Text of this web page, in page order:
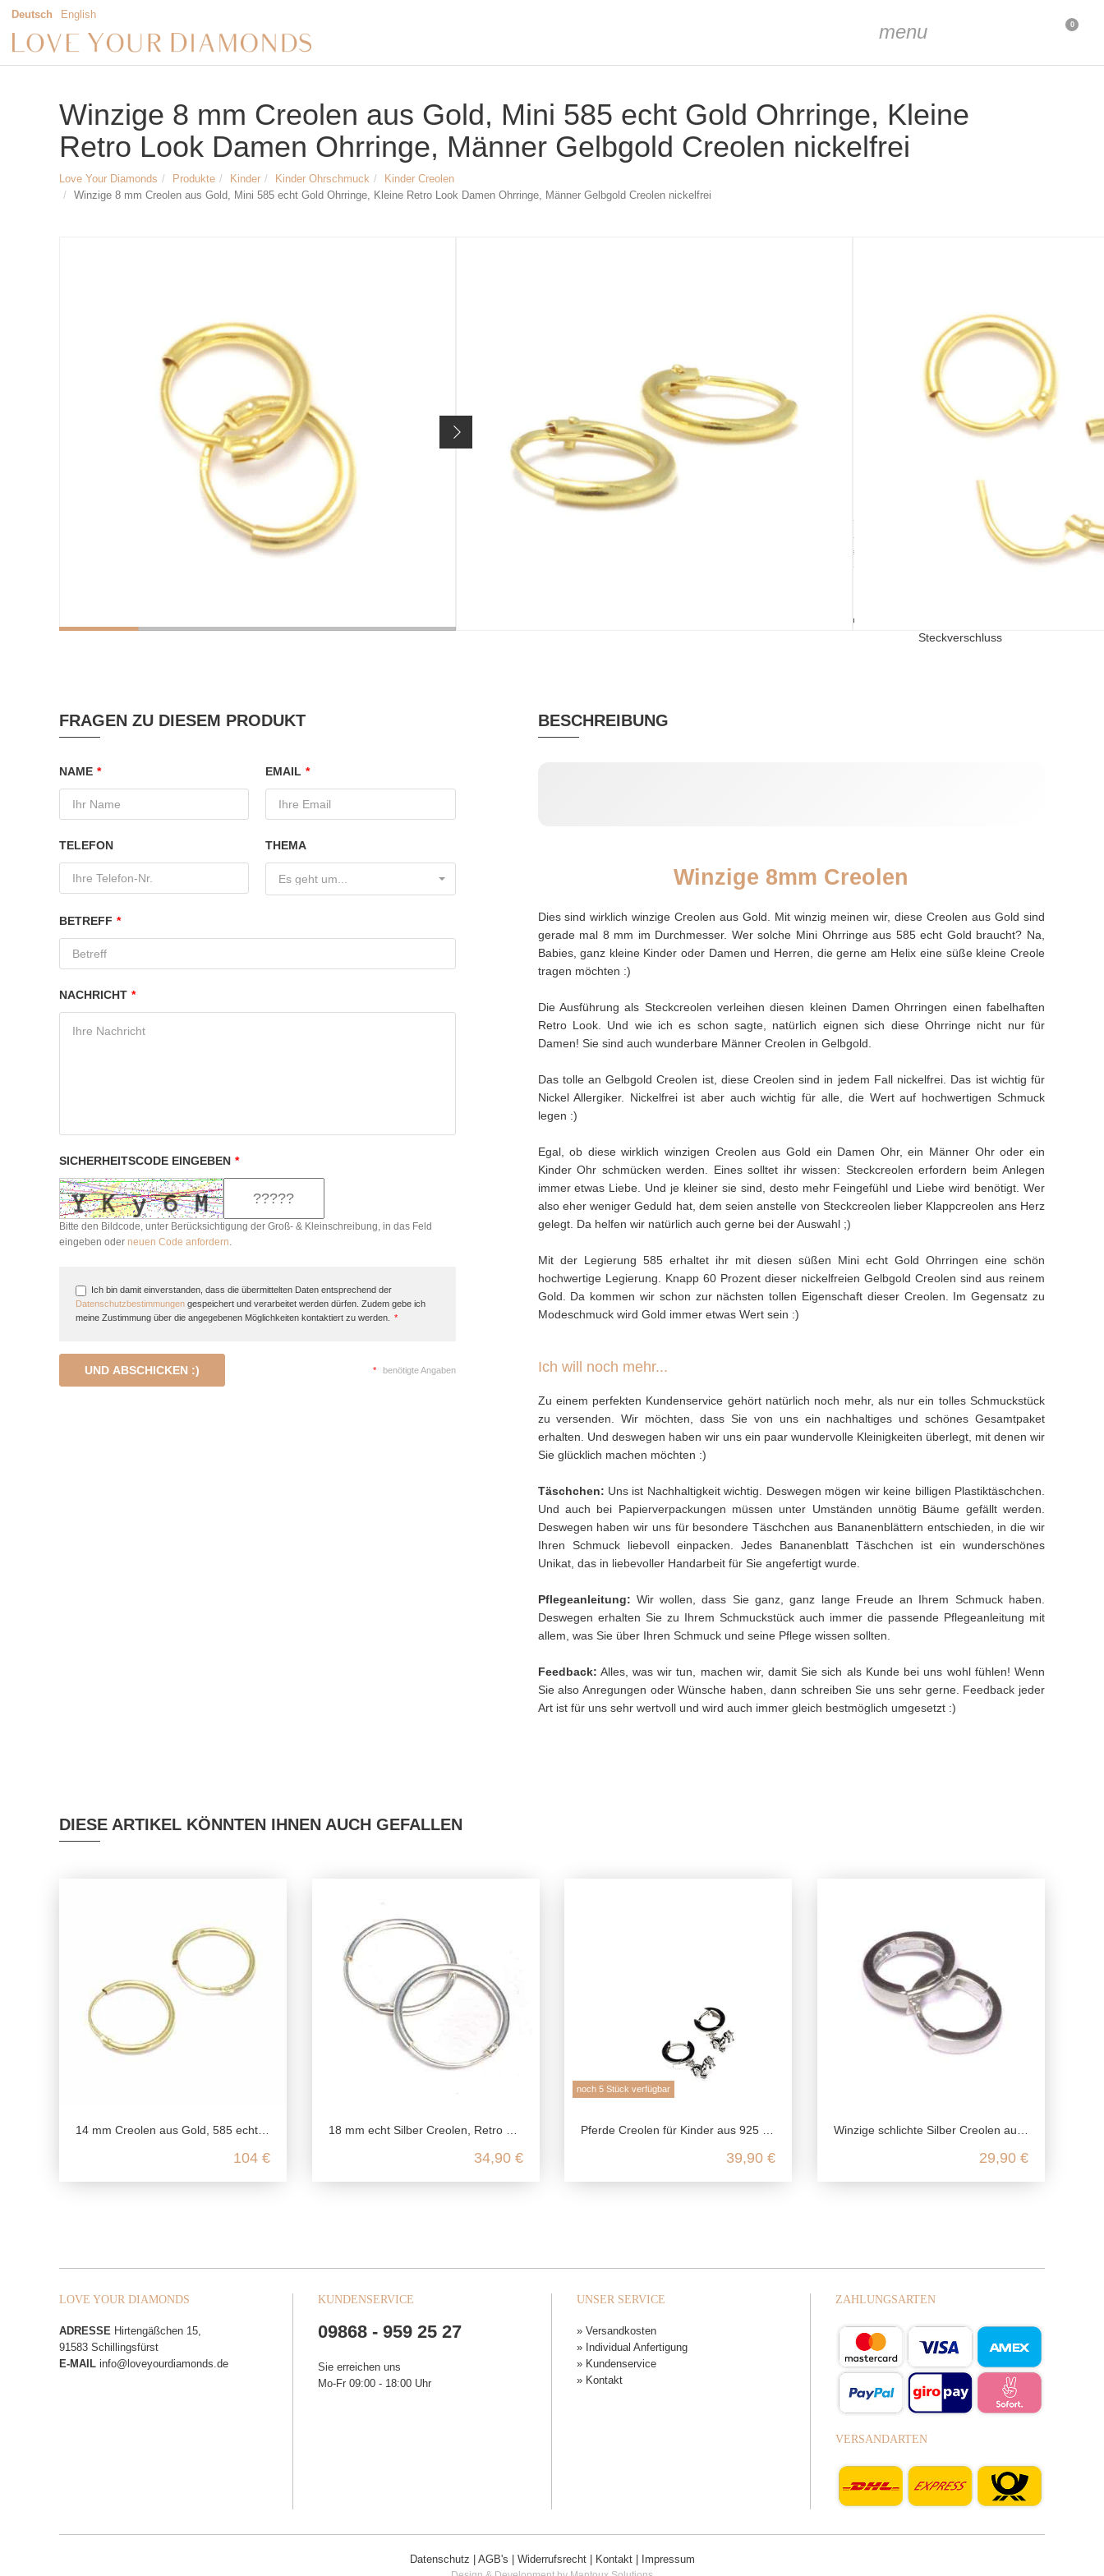
Deutsch English
menu 0
Winzige 8 mm Creolen aus Gold, Mini 585 echt Gold Ohrringe, Kleine
Retro Look Damen Ohrringe, Männer Gelbgold Creolen nickelfrei
Love Your Diamonds Produkte Kinder Kinder Ohrschmuck
Kinder Creolen
Winzige 8 mm Creolen aus Gold, Mini 585 echt Gold Ohrringe, Kleine Retro Look Damen Ohrringe, Männer Gelbgold Creolen nickelfrei
59,90 €
Preis inkl. 19% MwSt. zzgl. Versandkosten
IN DEN WARENKORB
ausverkauft
GRÖSSE / VARIANTE:
585/- Gelbgold (leicht Rosé)
ausverkauft
Silberputztuch
Steckverschluss
FRAGEN ZU DIESEM PRODUKT
NAME * EMAIL *
TELEFON THEMA
Es geht um...
BETREFF *
NACHRICHT *
SICHERHEITSCODE EINGEBEN *
Bitte den Bildcode, unter Berücksichtigung der Groß- & Kleinschreibung, in das Feld
eingeben oder neuen Code anfordern.
Ich bin damit einverstanden, dass die übermittelten Daten entsprechend der
Datenschutzbestimmungen gespeichert und verarbeitet werden dürfen. Zudem gebe ich
meine Zustimmung über die angegebenen Möglichkeiten kontaktiert zu werden.
*
UND ABSCHICKEN :) * benötigte Angaben
BESCHREIBUNG
Winzige 8mm Creolen
Dies sind wirklich winzige Creolen aus Gold. Mit winzig meinen wir, diese Creolen aus Gold sind
gerade mal 8 mm im Durchmesser. Wer solche Mini Ohrringe aus 585 echt Gold braucht? Na,
Babies, ganz kleine Kinder oder Damen und Herren, die gerne am Helix eine süße kleine Creole
tragen möchten :)
Die Ausführung als Steckcreolen verleihen diesen kleinen Damen Ohrringen einen fabelhaften
Retro Look. Und wie ich es schon sagte, natürlich eignen sich diese Ohrringe nicht nur für
Damen! Sie sind auch wunderbare Männer Creolen in Gelbgold.
Das tolle an Gelbgold Creolen ist, diese Creolen sind in jedem Fall nickelfrei. Das ist wichtig für
Nickel Allergiker. Nickelfrei ist aber auch wichtig für alle, die Wert auf hochwertigen Schmuck
legen :)
Egal, ob diese wirklich winzigen Creolen aus Gold ein Damen Ohr, ein Männer Ohr oder ein
Kinder Ohr schmücken werden. Eines solltet ihr wissen: Steckcreolen erfordern beim Anlegen
immer etwas Liebe. Und je kleiner sie sind, desto mehr Feingefühl und Liebe wird benötigt. Wer
also eher weniger Geduld hat, dem seien anstelle von Steckcreolen lieber Klappcreolen ans Herz
gelegt. Da helfen wir natürlich auch gerne bei der Auswahl ;)
Mit der Legierung 585 erhaltet ihr mit diesen süßen Mini echt Gold Ohrringen eine schön
hochwertige Legierung. Knapp 60 Prozent dieser nickelfreien Gelbgold Creolen sind aus reinem
Gold. Da kommen wir schon zur nächsten tollen Eigenschaft dieser Creolen. Im Gegensatz zu
Modeschmuck wird Gold immer etwas Wert sein :)
Ich will noch mehr...
Zu einem perfekten Kundenservice gehört natürlich noch mehr, als nur ein tolles Schmuckstück
zu versenden. Wir möchten, dass Sie von uns ein nachhaltiges und schönes Gesamtpaket
erhalten. Und deswegen haben wir uns ein paar wundervolle Kleinigkeiten überlegt, mit denen wir
Sie glücklich machen möchten :)
Täschchen: Uns ist Nachhaltigkeit wichtig. Deswegen mögen wir keine billigen Plastiktäschchen.
Und auch bei Papierverpackungen müssen unter Umständen unnötig Bäume gefällt werden.
Deswegen haben wir uns für besondere Täschchen aus Bananenblättern entschieden, in die wir
Ihren Schmuck liebevoll einpacken. Jedes Bananenblatt Täschchen ist ein wunderschönes
Unikat, das in liebevoller Handarbeit für Sie angefertigt wurde.
Pflegeanleitung: Wir wollen, dass Sie ganz, ganz lange Freude an Ihrem Schmuck haben.
Deswegen erhalten Sie zu Ihrem Schmuckstück auch immer die passende Pflegeanleitung mit
allem, was Sie über Ihren Schmuck und seine Pflege wissen sollten.
Feedback: Alles, was wir tun, machen wir, damit Sie sich als Kunde bei uns wohl fühlen! Wenn
Sie also Anregungen oder Wünsche haben, dann schreiben Sie uns sehr gerne. Feedback jeder
Art ist für uns sehr wertvoll und wird auch immer gleich bestmöglich umgesetzt :)
DIESE ARTIKEL KÖNNTEN IHNEN AUCH GEFALLEN
14 mm Creolen aus Gold, 585 echt Gold Ohrringe, Kleine Retro Look Damen Ohrringe, Männer Gelbgold Creolen nickelfrei, unisex
104 €
18 mm echt Silber Creolen, Retro 925 Silber Ohrringe, dünne Herren Creolen, Silber Ohrringe nickelfrei, kleine unisex Creolen
34,90 €
noch 5 Stück verfügbar
Pferde Creolen für Kinder aus 925 Sterling Silber
39,90 €
Winzige schlichte Silber Creolen aus 925 Sterling Silber
29,90 €
LOVE YOUR DIAMONDS
ADRESSE Hirtengäßchen 15,
91583 Schillingsfürst
E-MAIL info@loveyourdiamonds.de
KUNDENSERVICE
09868 - 959 25 27
Sie erreichen uns
Mo-Fr 09:00 - 18:00 Uhr
UNSER SERVICE
» Versandkosten
» Individual Anfertigung
» Kundenservice
» Kontakt
ZAHLUNGSARTEN
VERSANDARTEN
Datenschutz AGB's Widerrufsrecht| Kontakt| Impressum